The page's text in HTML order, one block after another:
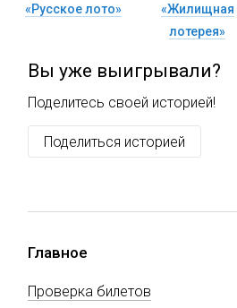
«Русское лото»
«Жилищная
лотерея»
Вы уже выигрывали?
Поделитесь своей историей!
Поделиться историей
Главное
Проверка билетов